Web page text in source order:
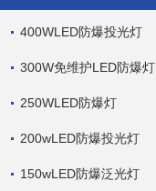
400WLED防爆投光灯
300W免维护LED防爆灯
250WLED防爆灯
200wLED防爆投光灯
150wLED防爆泛光灯